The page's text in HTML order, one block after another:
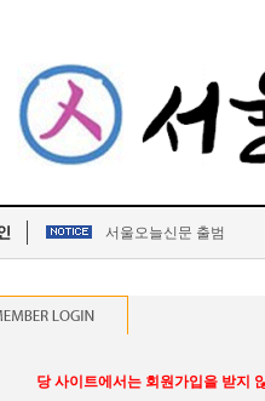
서울오늘신문 출범
당 사이트에서는 회원가입을 받지